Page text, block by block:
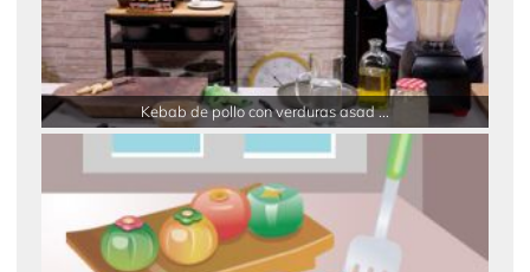
Kebab de pollo con verduras asad ...